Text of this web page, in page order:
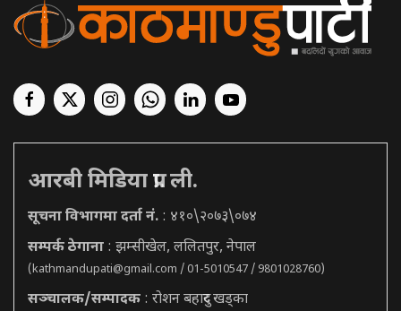
आरबी मिडिया प्रा. ली.
सूचना विभागमा दर्ता नं. : ४१०\२०७३\०७४
सम्पर्क ठेगाना : झम्सीखेल, ललितपुर, नेपाल
(kathmandupati@gmail.com / 01-5010547 / 9801028760)
सञ्चालक/सम्पादक : रोशन बहादुर खड्का